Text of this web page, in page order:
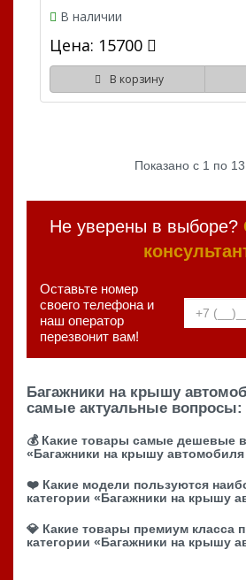
В наличии
Цена: 15700
В корзину
Показано с 1 по
Не уверены в выборе?
Оставьте номер
своего телефона и
наш оператор
перезвонит вам!
Багажники на крышу
самые актуальные вопросы:
💰 Какие товары самые дешевые в
«Багажники на крышу автомобиля
❤️ Какие модели пользуются
категории «Багажники на крышу
💎 Какие товары премиум класса
категории «Багажники на крышу